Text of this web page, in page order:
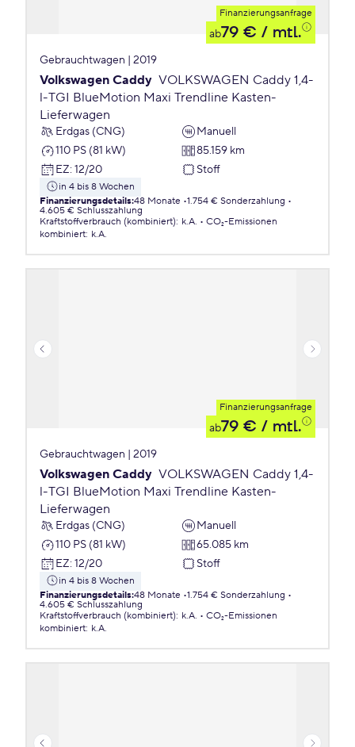
Finanzierungsanfrage
ab79 € / mtl.
Gebrauchtwagen | 2019
Volkswagen Caddy VOLKSWAGEN Caddy 1,4-
l-TGI BlueMotion Maxi Trendline Kasten-
Lieferwagen
Erdgas (CNG)
Manuell
110 PS (81 kW)
85.159 km
EZ: 12/20 Stoff
in 4 bis 8 Wochen
Finanzierungsdetails:48 Monate 1.754 € Sonderzahlung
4.605 € Schlusszahlung
Kraftstoffverbrauch (kombiniert): k.A.
CO₂-Emissionen
kombiniert: k.A.
Finanzierungsanfrage
ab79 € / mtl.
Gebrauchtwagen | 2019
Volkswagen Caddy VOLKSWAGEN Caddy 1,4-
l-TGI BlueMotion Maxi Trendline Kasten-
Lieferwagen
Erdgas (CNG)
Manuell
110 PS (81 kW)
65.085 km
EZ: 12/20 Stoff
in 4 bis 8 Wochen
Finanzierungsdetails:48 Monate 1.754 € Sonderzahlung
4.605 € Schlusszahlung
Kraftstoffverbrauch (kombiniert): k.A.
CO₂-Emissionen
kombiniert: k.A.